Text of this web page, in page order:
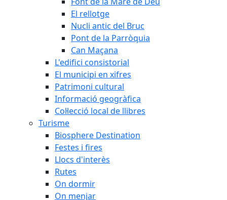
El rellotge
Nucli antic del Bruc
Pont de la Parròquia
Can Maçana
L'edifici consistorial
El municipi en xifres
Patrimoni cultural
Informació geogràfica
Col·lecció local de llibres
Turisme
Biosphere Destination
Festes i fires
Llocs d'interès
Rutes
On dormir
On menjar